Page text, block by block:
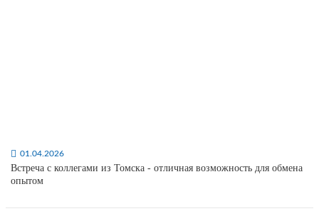
01.04.2026
Встреча с коллегами из Томска - отличная возможность для обмена
опытом